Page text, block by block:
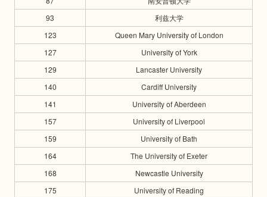
93
利兹大学
123
Queen Mary University of London
127
University of York
129
Lancaster University
140
Cardiff University
141
University of Aberdeen
157
University of Liverpool
159
University of Bath
164
The University of Exeter
168
Newcastle University
175
University of Reading